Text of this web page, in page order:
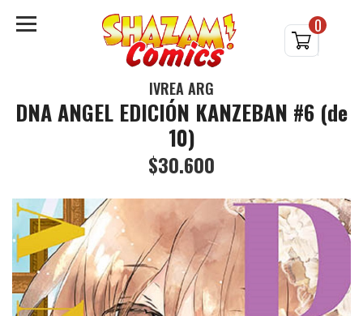
0
IVREA ARG
DNA ANGEL EDICIÓN KANZEBAN #6 (de
10)
$30.600